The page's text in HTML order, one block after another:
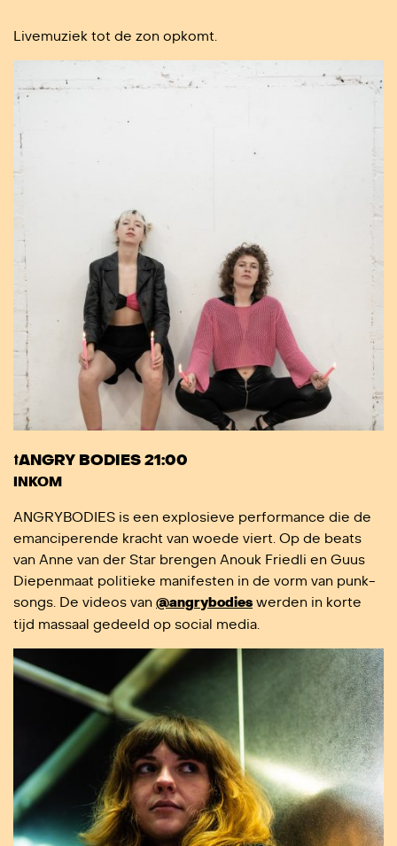
Livemuziek tot de zon opkomt.
⭡ANGRY BODIES 21:00
INKOM
ANGRYBODIES is een explosieve performance die de
emanciperende kracht van woede viert. Op de beats
van Anne van der Star brengen Anouk Friedli en Guus
Diepenmaat politieke manifesten in de vorm van punk-
songs. De videos van @angrybodies werden in korte
tijd massaal gedeeld op social media.